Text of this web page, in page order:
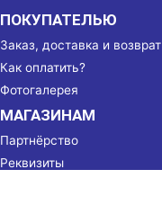
ПОКУПАТЕЛЬЮ
Заказ, доставка и возврат
Как оплатить?
Фотогалерея
МАГАЗИНАМ
Партнёрство
Реквизиты